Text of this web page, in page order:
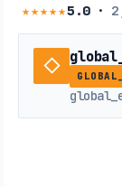
★★★★★5.0·